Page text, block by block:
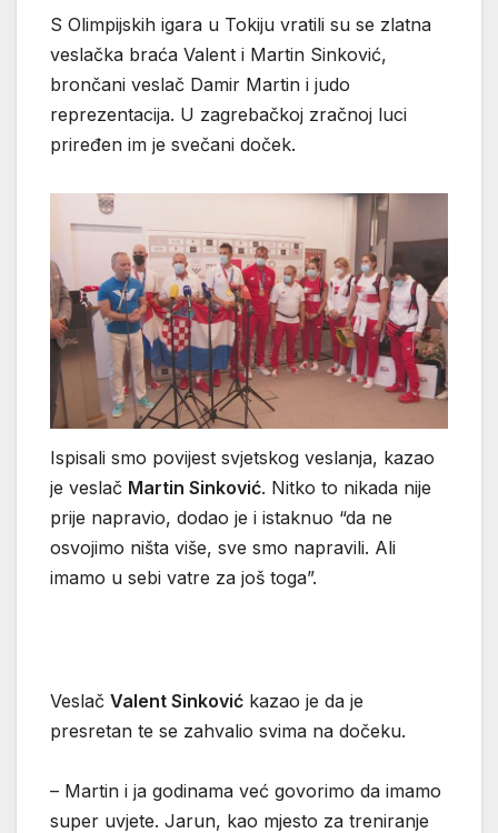
S Olimpijskih igara u Tokiju vratili su se zlatna
veslačka braća Valent i Martin Sinković,
brončani veslač Damir Martin i judo
reprezentacija. U zagrebačkoj zračnoj luci
priređen im je svečani doček.
Ispisali smo povijest svjetskog veslanja, kazao
je veslač Martin Sinković. Nitko to nikada nije
prije napravio, dodao je i istaknuo “da ne
osvojimo ništa više, sve smo napravili. Ali
imamo u sebi vatre za još toga”.
Veslač Valent Sinković kazao je da je
presretan te se zahvalio svima na dočeku.
– Martin i ja godinama već govorimo da imamo
super uvjete. Jarun, kao mjesto za treniranje